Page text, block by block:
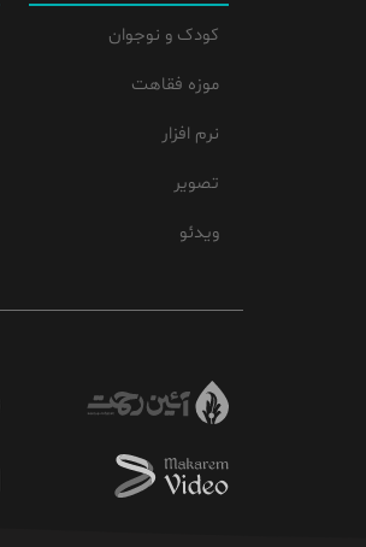
کودک و نوجوان
موزه فقاهت
نرم افزار
تصویر
ویدئو